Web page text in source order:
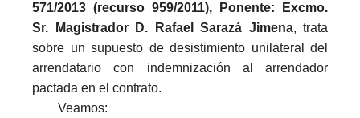
571/2013 (recurso 959/2011), Ponente: Excmo.
Sr. Magistrador D. Rafael Sarazá Jimena, trata
sobre un supuesto de desistimiento unilateral del
arrendatario con indemnización al arrendador
pactada en el contrato.
Veamos: